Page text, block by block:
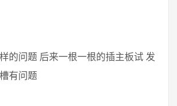
的问题 后来一根一根的插主板试 发
有问题